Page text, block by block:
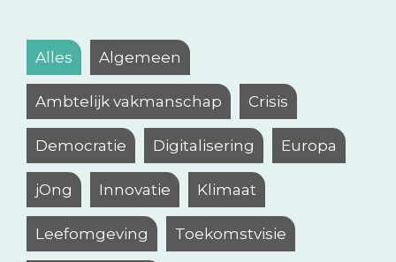
Alles Algemeen
Ambtelijk vakmanschap Crisis
Democratie Digitalisering Europa
jOng Innovatie Klimaat
Leefomgeving Toekomstvisie